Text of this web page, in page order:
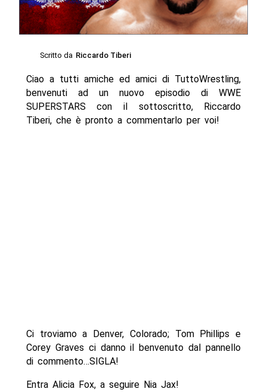
Scritto da Riccardo Tiberi
Ciao a tutti amiche ed amici di TuttoWrestling,
benvenuti ad un nuovo episodio di WWE
SUPERSTARS con il sottoscritto, Riccardo
Tiberi, che è pronto a commentarlo per voi!
Ci troviamo a Denver, Colorado; Tom Phillips e
Corey Graves ci danno il benvenuto dal pannello
di commento…SIGLA!
Entra Alicia Fox, a seguire Nia Jax!